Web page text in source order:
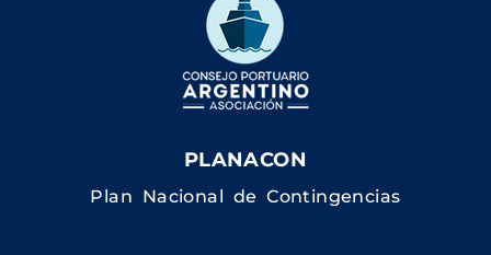
PLANACON
Plan Nacional de Contingencias